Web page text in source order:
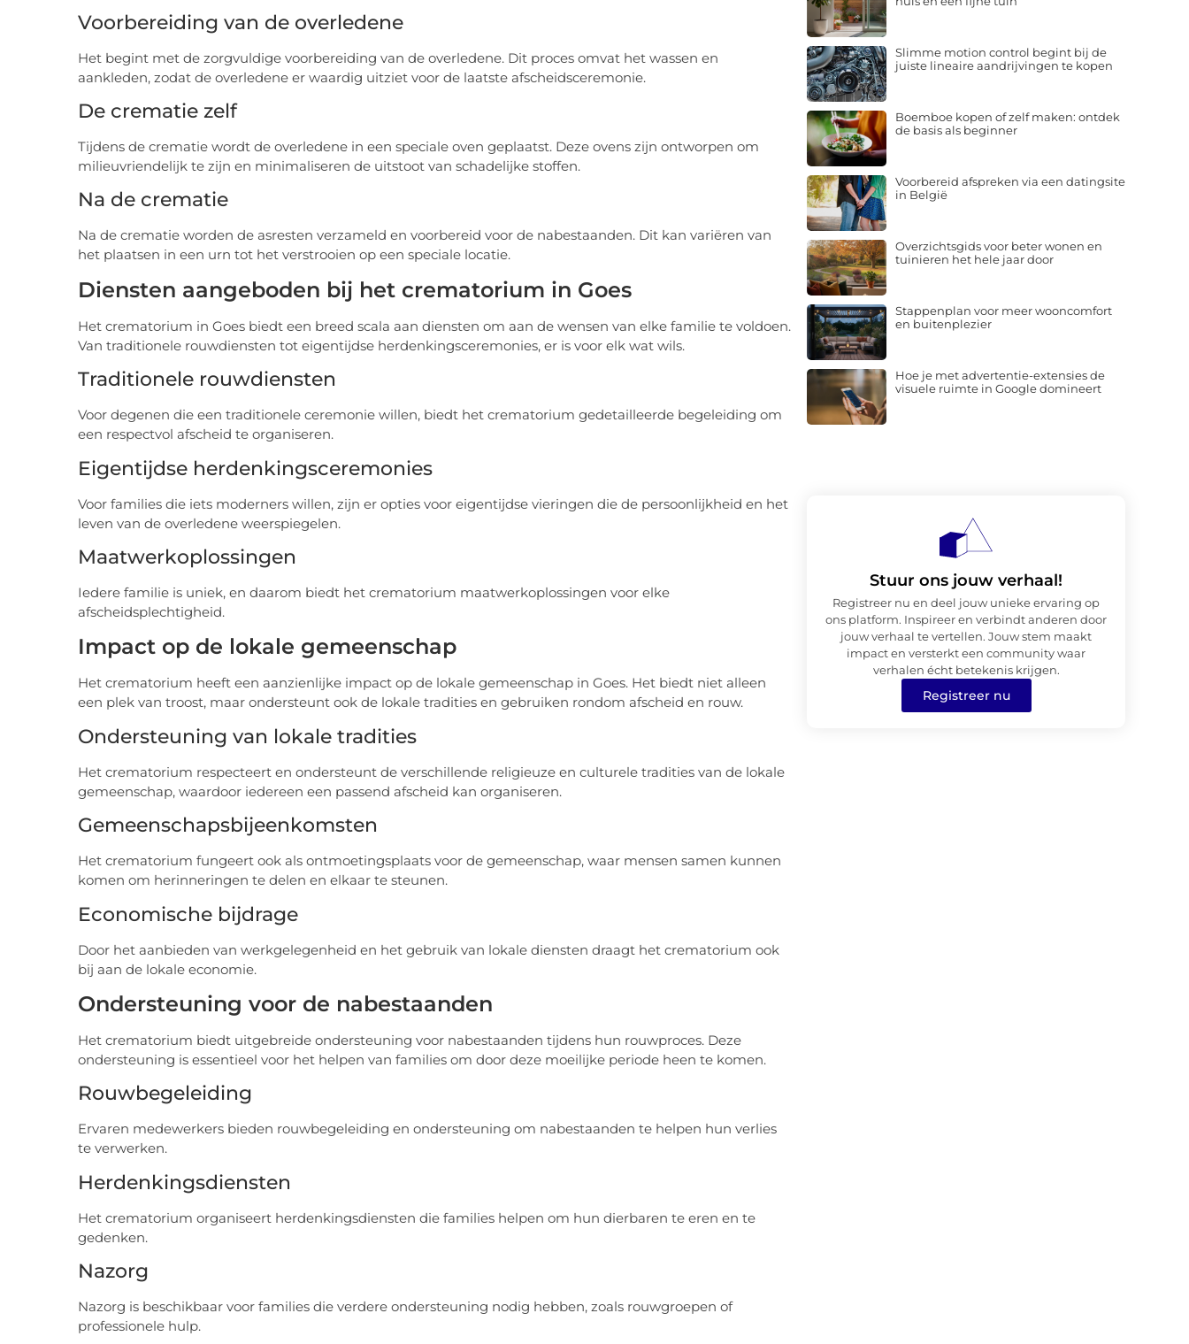
Voorbereiding van de overledene
Het begint met de zorgvuldige voorbereiding van de overledene. Dit proces omvat het wassen en
aankleden, zodat de overledene er waardig uitziet voor de laatste afscheidsceremonie.
De crematie zelf
Tijdens de crematie wordt de overledene in een speciale oven geplaatst. Deze ovens zijn ontworpen om
milieuvriendelijk te zijn en minimaliseren de uitstoot van schadelijke stoffen.
Na de crematie
Na de crematie worden de asresten verzameld en voorbereid voor de nabestaanden. Dit kan variëren van
het plaatsen in een urn tot het verstrooien op een speciale locatie.
Diensten aangeboden bij het crematorium in Goes
Het crematorium in Goes biedt een breed scala aan diensten om aan de wensen van elke familie te voldoen.
Van traditionele rouwdiensten tot eigentijdse herdenkingsceremonies, er is voor elk wat wils.
Traditionele rouwdiensten
Voor degenen die een traditionele ceremonie willen, biedt het crematorium gedetailleerde begeleiding om
een respectvol afscheid te organiseren.
Eigentijdse herdenkingsceremonies
Voor families die iets moderners willen, zijn er opties voor eigentijdse vieringen die de persoonlijkheid en het
leven van de overledene weerspiegelen.
Maatwerkoplossingen
Iedere familie is uniek, en daarom biedt het crematorium maatwerkoplossingen voor elke
afscheidsplechtigheid.
Impact op de lokale gemeenschap
Het crematorium heeft een aanzienlijke impact op de lokale gemeenschap in Goes. Het biedt niet alleen
een plek van troost, maar ondersteunt ook de lokale tradities en gebruiken rondom afscheid en rouw.
Ondersteuning van lokale tradities
Het crematorium respecteert en ondersteunt de verschillende religieuze en culturele tradities van de lokale
gemeenschap, waardoor iedereen een passend afscheid kan organiseren.
Gemeenschapsbijeenkomsten
Het crematorium fungeert ook als ontmoetingsplaats voor de gemeenschap, waar mensen samen kunnen
komen om herinneringen te delen en elkaar te steunen.
Economische bijdrage
Door het aanbieden van werkgelegenheid en het gebruik van lokale diensten draagt het crematorium ook
bij aan de lokale economie.
Ondersteuning voor de nabestaanden
Het crematorium biedt uitgebreide ondersteuning voor nabestaanden tijdens hun rouwproces. Deze
ondersteuning is essentieel voor het helpen van families om door deze moeilijke periode heen te komen.
Rouwbegeleiding
Ervaren medewerkers bieden rouwbegeleiding en ondersteuning om nabestaanden te helpen hun verlies
te verwerken.
Herdenkingsdiensten
Het crematorium organiseert herdenkingsdiensten die families helpen om hun dierbaren te eren en te
gedenken.
Nazorg
Nazorg is beschikbaar voor families die verdere ondersteuning nodig hebben, zoals rouwgroepen of
professionele hulp.
Slimme motion control begint bij de
juiste lineaire aandrijvingen te kopen
Boemboe kopen of zelf maken: ontdek
de basis als beginner
Voorbereid afspreken via een datingsite
in België
Overzichtsgids voor beter wonen en
tuinieren het hele jaar door
Stappenplan voor meer wooncomfort
en buitenplezier
Hoe je met advertentie-extensies de
visuele ruimte in Google domineert
Stuur ons jouw verhaal!
Registreer nu en deel jouw unieke ervaring op
ons platform. Inspireer en verbindt anderen door
jouw verhaal te vertellen. Jouw stem maakt
impact en versterkt een community waar
verhalen écht betekenis krijgen.
Registreer nu